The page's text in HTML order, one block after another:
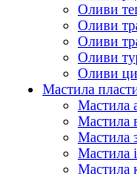
Оливи
Оливи
Оливи
Оливи
Оливи
Мастила
Мастила
Мастила
Мастила
Мастила
Мастила